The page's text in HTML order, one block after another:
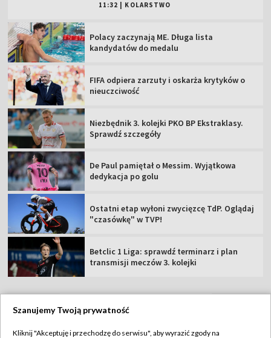
11:32 KOLARSTWO
Polacy zaczynają ME. Długa lista
kandydatów do medalu
FIFA odpiera zarzuty i oskarża krytyków o
nieuczciwość
Niezbędnik 3. kolejki PKO BP Ekstraklasy.
Sprawdź szczegóły
De Paul pamiętał o Messim. Wyjątkowa
dedykacja po golu
Ostatni etap wyłoni zwycięzcę TdP. Oglądaj
"czasówkę" w TVP!
Betclic 1 Liga: sprawdź terminarz i plan
transmisji meczów 3. kolejki
Szanujemy Twoją prywatność
Kliknij "Akceptuję i przechodzę do serwisu", aby wyrazić zgody na